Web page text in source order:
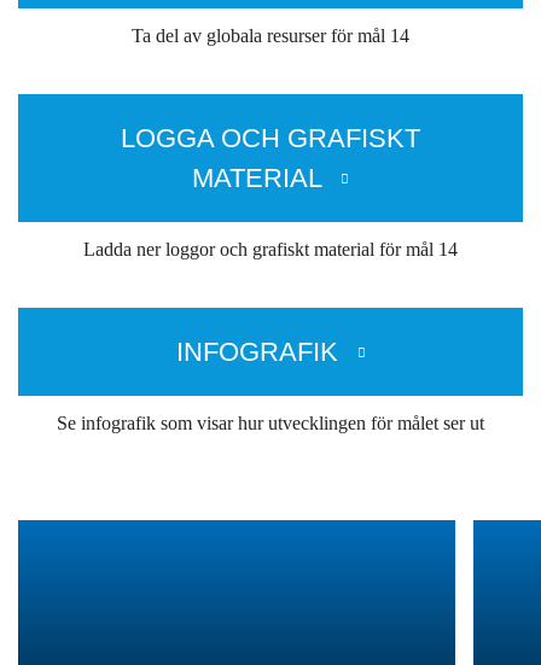
Ta del av globala resurser för mål 14
LOGGA OCH GRAFISKT
MATERIAL
Ladda ner loggor och grafiskt material för mål 14
INFOGRAFIK
Se infografik som visar hur utvecklingen för målet ser ut